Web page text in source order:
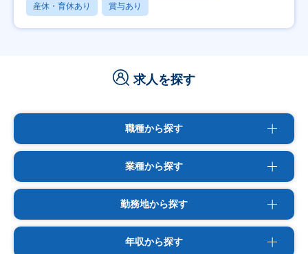
産休・育休あり 賞与あり
求人を探す
職種から探す
業種から探す
勤務地から探す
年収から探す